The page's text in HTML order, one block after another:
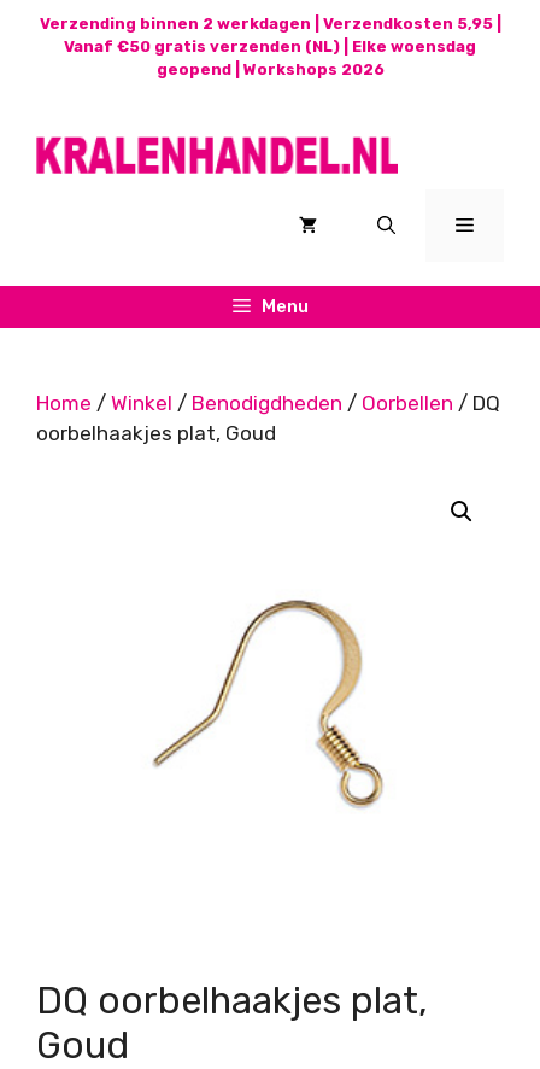
Verzending binnen 2 werkdagen | Verzendkosten 5,95 |
Vanaf €50 gratis verzenden (NL) | Elke woensdag
geopend | Workshops 2026
Menu
Menu
Home / Winkel / Benodigdheden / Oorbellen / DQ
oorbelhaakjes plat, Goud
DQ oorbelhaakjes plat,
Goud